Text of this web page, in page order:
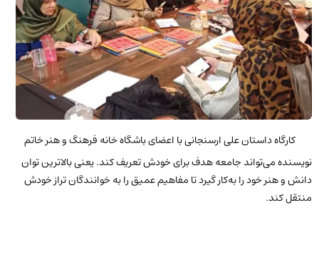
کارگاه داستان علی ارسنجانی با اعضای باشگاه خانه فرهنگ و هنر خاتم
نویسنده می‌تواند جامعه هدف برای خودش تعریف کند. یعنی بالاترین توان
دانش و هنر خود را به‌کار گیرد تا مفاهیم عمیق را به خوانندگان تراز خودش
منتقل کند.